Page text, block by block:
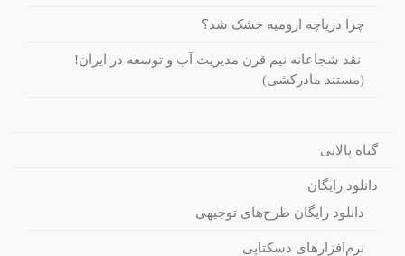
چرا دریاچه ارومیه خشک شد؟
نقد شجاعانه نیم قرن مدیریت آب و توسعه در ایران!
(مستند مادرکشی)
گیاه پالایی
دانلود رایگان
دانلود رایگان طرح‌های توجیهی
نرم‌افزارهای دسکتاپی